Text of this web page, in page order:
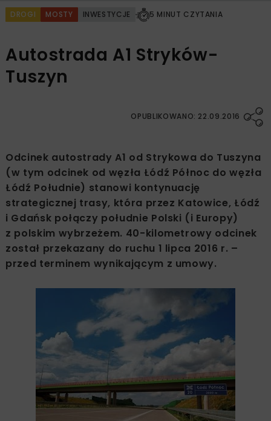
DROGI MOSTY INWESTYCJE 5 MINUT CZYTANIA
Autostrada A1 Stryków-
Tuszyn
OPUBLIKOWANO: 22.09.2016
Odcinek autostrady A1 od Strykowa do Tuszyna
(w tym odcinek od węzła Łódź Północ do węzła
Łódź Południe) stanowi kontynuację
strategicznej trasy, która przez Katowice, Łódź
i Gdańsk połączy południe Polski (i Europy)
z polskim wybrzeżem. 40-kilometrowy odcinek
został przekazany do ruchu 1 lipca 2016 r. –
przed terminem wynikającym z umowy.